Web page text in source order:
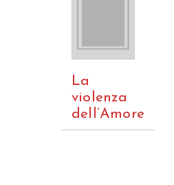
La
violenza
dell’Amore